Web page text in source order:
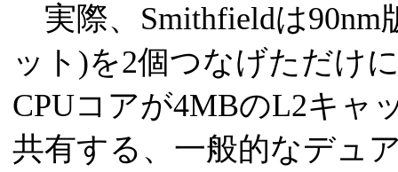
実際、Smithfieldは90nm
ット)を2個つなげただけ
CPUコアが4MBのL2キャ
共有する、一般的なデュ